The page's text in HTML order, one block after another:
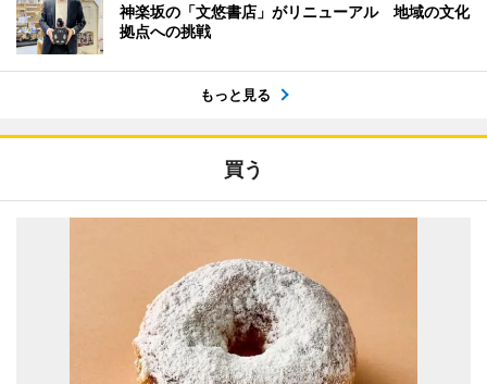
神楽坂の「文悠書店」がリニューアル 地域の文化
拠点への挑戦
もっと見る
買う